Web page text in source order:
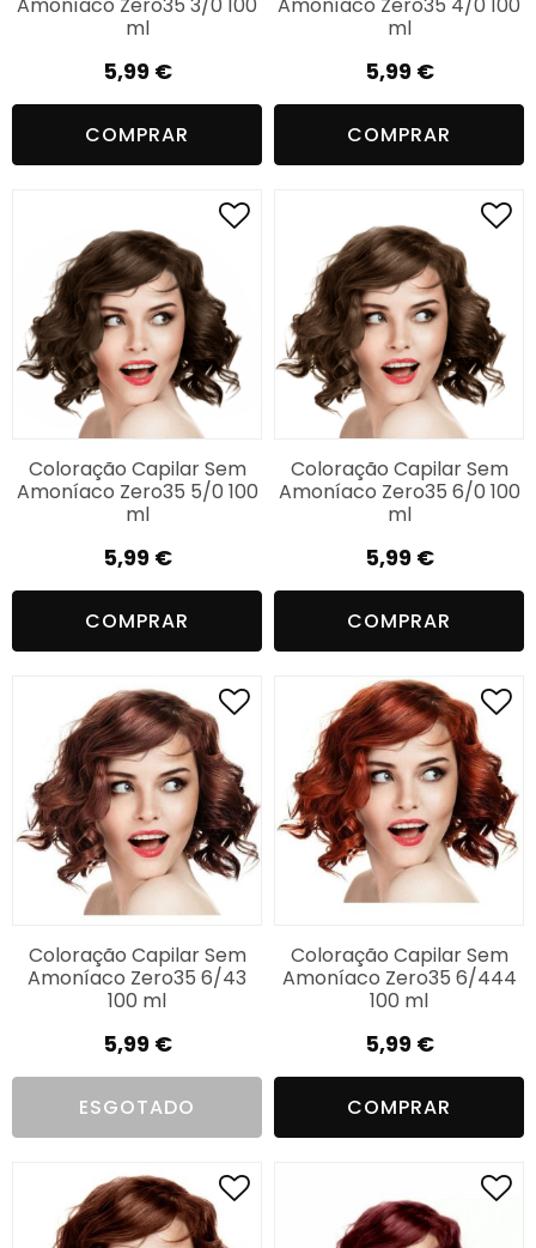
ml
5,99 €
COMPRAR
ml
5,99 €
COMPRAR
Coloração Capilar Sem
Amoníaco Zero35 5/0 100
ml
5,99 €
COMPRAR
Coloração Capilar Sem
Amoníaco Zero35 6/0 100
ml
5,99 €
COMPRAR
Coloração Capilar Sem
Amoníaco Zero35 6/43
100 ml
5,99 €
ESGOTADO
Coloração Capilar Sem
Amoníaco Zero35 6/444
100 ml
5,99 €
COMPRAR